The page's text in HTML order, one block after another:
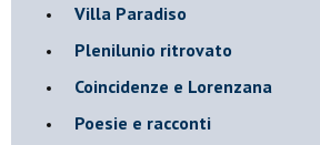
Villa Paradiso
Plenilunio ritrovato
Coincidenze e Lorenzana
Poesie e racconti